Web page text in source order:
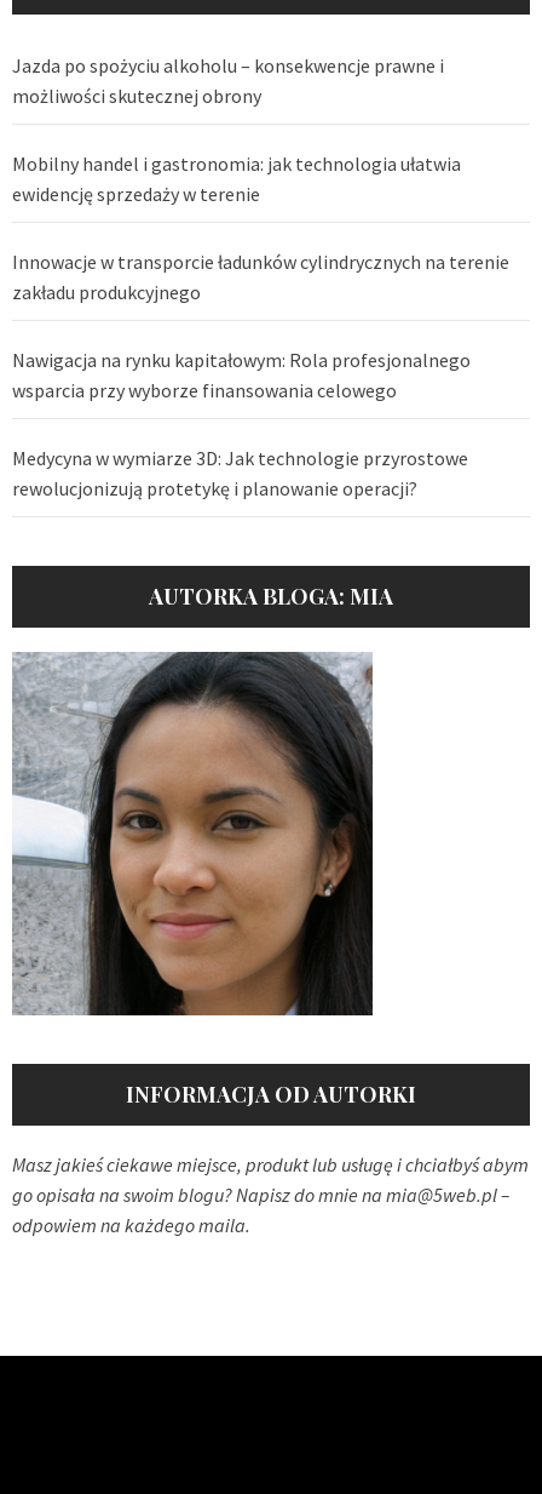
Jazda po spożyciu alkoholu – konsekwencje prawne i
możliwości skutecznej obrony
Mobilny handel i gastronomia: jak technologia ułatwia
ewidencję sprzedaży w terenie
Innowacje w transporcie ładunków cylindrycznych na terenie
zakładu produkcyjnego
Nawigacja na rynku kapitałowym: Rola profesjonalnego
wsparcia przy wyborze finansowania celowego
Medycyna w wymiarze 3D: Jak technologie przyrostowe
rewolucjonizują protetykę i planowanie operacji?
AUTORKA BLOGA: MIA
INFORMACJA OD AUTORKI
Masz jakieś ciekawe miejsce, produkt lub usługę i chciałbyś abym
go opisała na swoim blogu? Napisz do mnie na mia@5web.pl–
odpowiem na każdego maila.